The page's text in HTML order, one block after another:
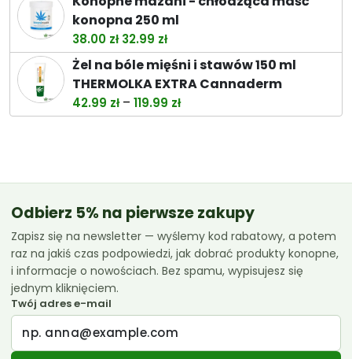
119.99 zł
konopna 250 ml
38.00 zł Pierwotna
cena
wynosiła:
38.00 zł.
32.99 złAktualna
cena
wynosi:
32.99 zł.
Żel na bóle mięśni i stawów 150 ml
THERMOLKA EXTRA Cannaderm
42.99 zł – 119.99 złZakres
cen:
Odbierz 5% na pierwsze zakupy
Zapisz się na newsletter — wyślemy kod rabatowy, a potem
raz na jakiś czas podpowiedzi, jak dobrać produkty konopne,
i informacje o nowościach. Bez spamu, wypisujesz się
jednym kliknięciem.
Twój adres e-mail